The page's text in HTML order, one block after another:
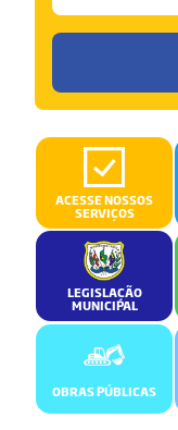
ACESSE NOSSOS
SERVIÇOS
LEGISLAÇÃO
MUNICIPAL
OBRAS PÚBLICAS